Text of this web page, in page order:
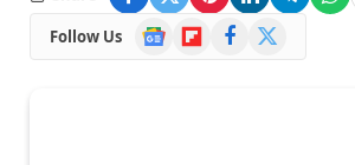
Follow Us
Google
News
FlipboardFacebook